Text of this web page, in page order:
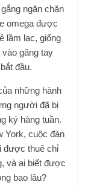
ngăn chặn
omega được
lầm lạc, giống
găng tay
đầu.
những hành
người đã bị
ký hàng tuần.
York, cuộc đàn
được thuê chỉ
và ai biết được
bao lâu?